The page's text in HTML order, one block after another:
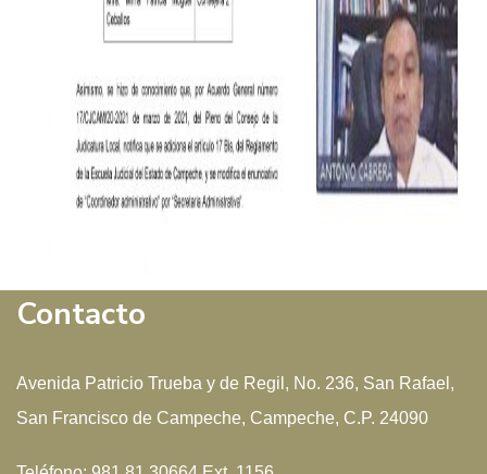
Contacto
Avenida Patricio Trueba y de Regil, No. 236, San Rafael,
San Francisco de Campeche, Campeche, C.P. 24090